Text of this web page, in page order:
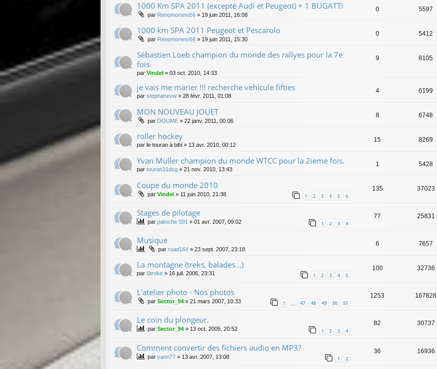
1000 Km SPA 2011 (excepté Audi et Peugeot) + 1 BUGATTI
par Renomoreno56 » 19 juin 2011, 16:08
0 5597
1000 km SPA 2011 Peugeot et Pescarolo
par Renomoreno56 » 19 juin 2011, 15:30
0 5412
Sébastien Loeb champion du monde des rallyes pour la 7e
fois
par Vindel » 03 oct. 2010, 14:33
9 8105
je vais me marier !!! recherche vehicule fifties
par stephanevw » 28 févr. 2011, 01:08
4 6199
MON NOUVEAU JOUET
par DOUME » 22 janv. 2011, 00:06
8 6748
roller hockey
par le touran à bibi » 13 avr. 2010, 00:12
15 8269
Yvan Muller champion du monde WTCC pour la 2ieme fois.
par touran31dsg » 21 nov. 2010, 13:43
1 5428
Coupe du monde 2010
par Vindel » 11 juin 2010, 21:38 1 2 3 4 5 6
135 37023
Stages de pilotage
par patoche 591 » 01 avr. 2007, 09:02 1 2 3 4
77 25831
Musique
par road164 » 23 sept. 2007, 23:18
6 7657
La montagne (treks, balades...)
par Stroke » 16 juil. 2006, 23:31 1 2 3 4 5
100 32736
L'atelier photo - Nos photos
par Sector_94 » 21 mars 2007, 10:33 1 … 47 48 49 50 51
1253 167828
Le coin du plongeur.
par Sector_94 » 13 oct. 2005, 20:52 1 2 3 4
82 30737
Comment convertir des fichiers audio en MP3?
par yann77 » 13 avr. 2007, 13:08 1 2
36 16936